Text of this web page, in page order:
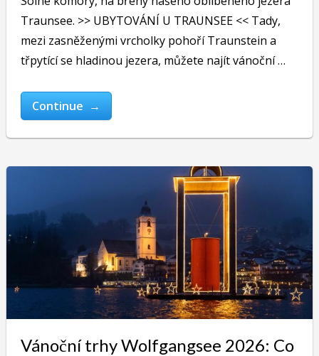
Traunsee. >> UBYTOVÁNÍ U TRAUNSEE << Tady,
mezi zasněženými vrcholky pohoří Traunstein a
třpytící se hladinou jezera, můžete najít vánoční …
Continue →
Vánoční trhy Wolfgangsee 2026: Co